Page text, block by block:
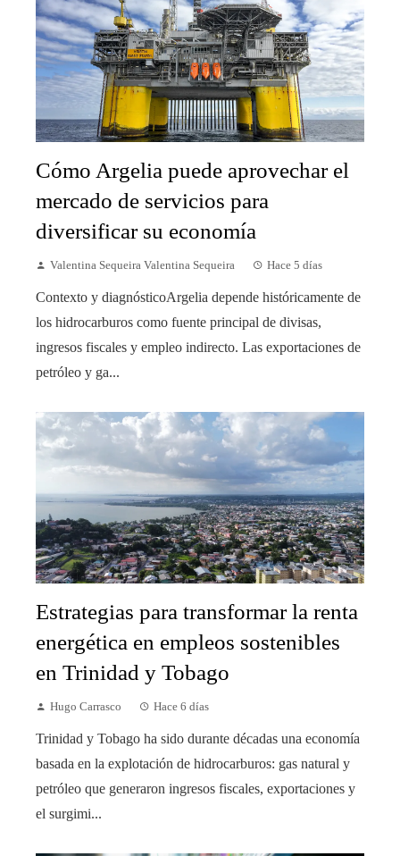
Cómo Argelia puede aprovechar el
mercado de servicios para
diversificar su economía
Valentina Sequeira Valentina Sequeira Hace 5 días
Contexto y diagnósticoArgelia depende históricamente de
los hidrocarburos como fuente principal de divisas,
ingresos fiscales y empleo indirecto. Las exportaciones de
petróleo y ga...
Estrategias para transformar la renta
energética en empleos sostenibles
en Trinidad y Tobago
Hugo Carrasco Hace 6 días
Trinidad y Tobago ha sido durante décadas una economía
basada en la explotación de hidrocarburos: gas natural y
petróleo que generaron ingresos fiscales, exportaciones y
el surgimi...